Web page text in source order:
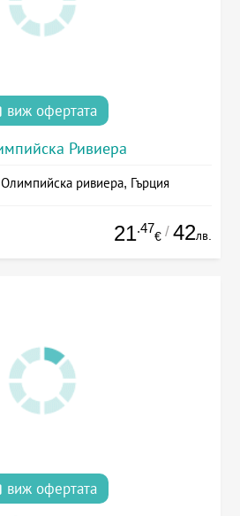
виж офертата
Ривиера
ривиера, Гърция
21.47
€ / 42лв.
виж офертата